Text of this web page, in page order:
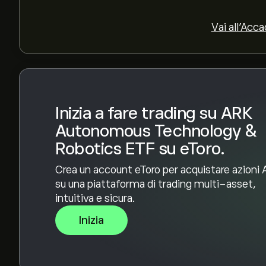
Vai
Inizia a fare trading su ARK
Autonomous Technology &
Robotics ETF su eToro.
Crea un account eToro per acquistare azioni
su una piattaforma di trading multi-asset,
intuitiva e sicura.
Inizia
Per acquistare ARKQ, visita la pagina "ARK
sul pulsante "Apri posizione" e decidi quanto
desideri acquistare. Puoi anche effettuare un